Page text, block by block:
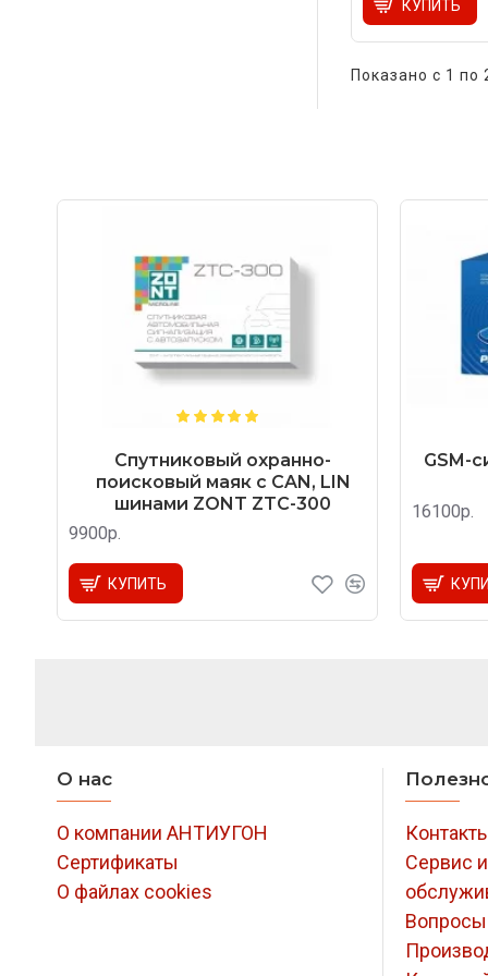
КУПИТЬ
Показано с 1 по
Спутниковый охранно-
поисковый маяк с CAN, LIN
шинами ZONT ZTC-300
9900р.
КУПИТЬ
GSM-
16100р.
О нас
О компании АНТИУГОН
Сертификаты
О файлах cookies
Сервис